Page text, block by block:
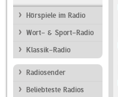
Hörspiele im Radio
Wort- & Sport-Radio
Klassik-Radio
Radiosender
Beliebteste Radios